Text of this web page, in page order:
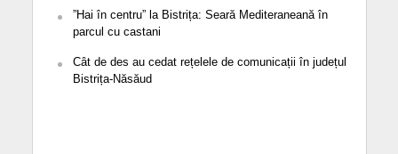
”Hai în centru” la Bistrița: Seară Mediteraneană în
parcul cu castani
Cât de des au cedat rețelele de comunicații în județul
Bistrița-Năsăud